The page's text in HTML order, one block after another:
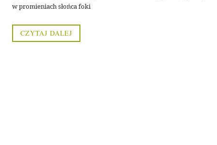
w promieniach słońca foki
CZYTAJ DALEJ